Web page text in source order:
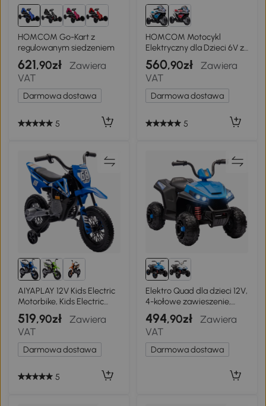
HOMCOM Go-Kart z
regulowanym siedzeniem
621,90zł
Zawiera
VAT
Darmowa dostawa
5
HOMCOM Motocykl
Elektryczny dla Dzieci 6V z
3 Trybami Muzyki 2,5km/h
Motocykl dla Dzieci
Powyżej 18 Miesięcy PP
Metal Niebieski 82,5 x 42 x
54 cm
560,90zł
Zawiera
VAT
Darmowa dostawa
5
AIYAPLAY 12V Kids Electric
Motorbike, Kids Electric
Ride on Motorcycle, Battery
Powered Toy with Twist
Grip Throttle, Training
Wheels, Suspension
System, Music, for Ages 3-6
519,90zł
Zawiera
VAT
Darmowa dostawa
5
Elektro Quad dla dzieci 12V,
4-kołowe zawieszenie,
muzyka
494,90zł
Zawiera
VAT
Darmowa dostawa